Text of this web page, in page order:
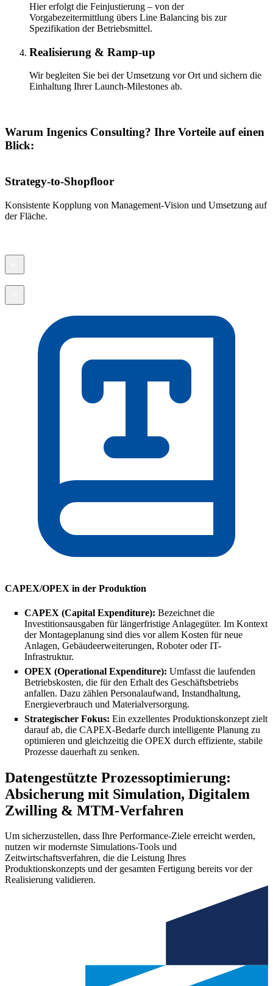
Hier erfolgt die Feinjustierung – von der
Vorgabezeitermittlung übers Line Balancing bis zur
Spezifikation der Betriebsmittel.
Realisierung & Ramp-up
Wir begleiten Sie bei der Umsetzung vor Ort und sichern die
Einhaltung Ihrer Launch-Milestones ab.
Warum Ingenics Consulting? Ihre Vorteile auf einen
Blick:
Strategy-to-Shopfloor
Konsistente Kopplung von Management-Vision und Umsetzung auf
der Fläche.
CAPEX/OPEX in der Produktion
CAPEX (Capital Expenditure): Bezeichnet die
Investitionsausgaben für längerfristige Anlagegüter. Im Kontext
der Montageplanung sind dies vor allem Kosten für neue
Anlagen, Gebäudeerweiterungen, Roboter oder IT-
Infrastruktur.
OPEX (Operational Expenditure): Umfasst die laufenden
Betriebskosten, die für den Erhalt des Geschäftsbetriebs
anfallen. Dazu zählen Personalaufwand, Instandhaltung,
Energieverbrauch und Materialversorgung.
Strategischer Fokus: Ein exzellentes Produktionskonzept zielt
darauf ab, die CAPEX-Bedarfe durch intelligente Planung zu
optimieren und gleichzeitig die OPEX durch effiziente, stabile
Prozesse dauerhaft zu senken.
Datengestützte Prozessoptimierung:
Absicherung mit Simulation, Digitalem
Zwilling & MTM-Verfahren
Um sicherzustellen, dass Ihre Performance-Ziele erreicht werden,
nutzen wir modernste Simulations-Tools und
Zeitwirtschaftsverfahren, die die Leistung Ihres
Produktionskonzepts und der gesamten Fertigung bereits vor der
Realisierung validieren.